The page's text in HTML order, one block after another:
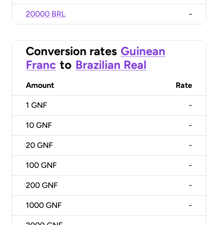
20000 BRL -
Conversion rates Guinean
Franc to Brazilian Real
Amount Rate
1 GNF -
10 GNF -
20 GNF -
100 GNF -
200 GNF -
1000 GNF -